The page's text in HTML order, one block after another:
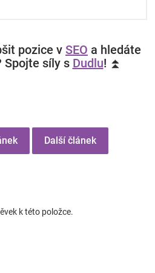
pozice v SEO a hledáte
Spojte síly s Dudlu! ⏫
Další článek
k této položce.